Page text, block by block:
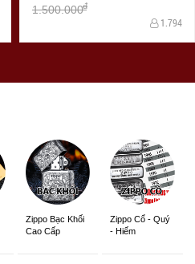
1.500.000đ
1.794
Zippo Bạc Khối
Cao Cấp
Zippo Cổ - Quý
- Hiếm